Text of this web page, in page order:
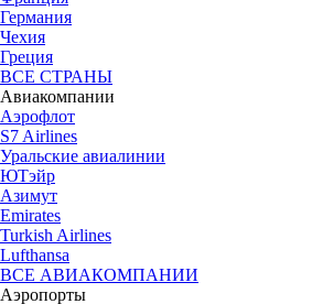
Германия
Чехия
Греция
ВСЕ СТРАНЫ
Авиакомпании
Аэрофлот
S7 Airlines
Уральские авиалинии
ЮТэйр
Азимут
Emirates
Turkish Airlines
Lufthansa
ВСЕ АВИАКОМПАНИИ
Аэропорты